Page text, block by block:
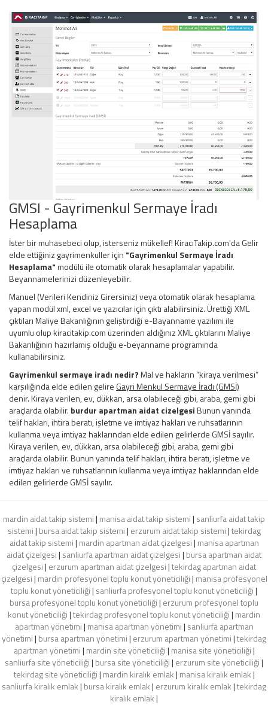
GMSI - Gayrimenkul Sermaye İradı
Hesaplama
İster bir muhasebeci olup, isterseniz mükellef! KiracıTakip.com'da Gelir
elde ettiğiniz gayrimenkuller için "Gayrimenkul Sermaye İradı
Hesaplama"modülü ile otomatik olarak hesaplamalar yapabilir.
Beyannamelerinizi düzenleyebilir.
Manuel (Verileri Kendiniz Girersiniz) veya otomatik olarak hesaplama
yapan modül xml, excel ve yazıcılar için çıktı alabilirsiniz. Ürettiği XML
çıktıları Maliye Bakanlığının geliştirdiği e-Bayanname yazılımı ile
uyumlu olup kiracitakip.com üzerinden aldığınız XML çıktılarını Maliye
Bakanlığının hazırlamış olduğu e-beyanname programında
kullanabilirsiniz.
Gayrimenkul sermaye iradı nedir?Mal ve hakların “kiraya verilmesi”
karşılığında elde edilen gelire Gayri Menkul Sermaye İradı (GMSİ)
denir. Kiraya verilen, ev, dükkan, arsa olabileceği gibi, araba, gemi gibi
araçlarda olabilir. burdur apartman aidat cizelgesiBunun yanında
telif hakları, ihtira beratı, işletme ve imtiyaz hakları ve ruhsatlarının
kullanma veya imtiyaz haklarından elde edilen gelirlerde GMSİ sayılır.
Kiraya verilen, ev, dükkan, arsa olabileceği gibi, araba, gemi gibi
araçlarda olabilir. Bunun yanında telif hakları, ihtira beratı, işletme ve
imtiyaz hakları ve ruhsatlarının kullanma veya imtiyaz haklarından elde
edilen gelirlerde GMSİ sayılır.
mardin aidat takip sistemi| manisa aidat takip sistemi| sanliurfa aidat takip
sistemi| bursa aidat takip sistemi| erzurum aidat takip sistemi|tekirdag
aidat takip sistemi| mardin apartman aidat çizelgesi| manisa apartman
aidat çizelgesi| sanliurfa apartman aidat çizelgesi| bursa apartman aidat
çizelgesi| erzurum apartman aidat çizelgesi|tekirdag apartman aidat
çizelgesi| mardin profesyonel toplu konut yöneticiliği| manisa profesyonel
toplu konut yöneticiliği| sanliurfa profesyonel toplu konut yöneticiliği|
bursa profesyonel toplu konut yöneticiliği| erzurum profesyonel toplu
konut yöneticiliği|tekirdag profesyonel toplu konut yöneticiliği| mardin
apartman yönetimi| manisa apartman yönetimi| sanliurfa apartman
yönetimi| bursa apartman yönetimi| erzurum apartman yönetimi|tekirdag
apartman yönetimi| mardin site yöneticiliği| manisa site yöneticiliği|
sanliurfa site yöneticiliği| bursa site yöneticiliği| erzurum site yöneticiliği|
tekirdag site yöneticiliği| mardin kiralık emlak| manisa kiralık emlak|
sanliurfa kiralık emlak| bursa kiralık emlak| erzurum kiralık emlak|tekirdag
kiralık emlak|